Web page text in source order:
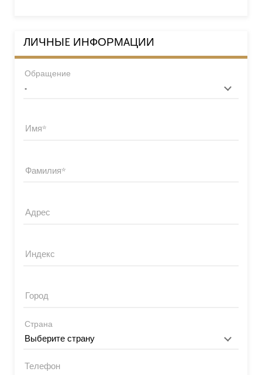
ЛИЧНЫE ИНФОРМAЦИИ
Обращение
Имя
Фамилия
Адрес
Индекс
Город
Страна
Телефон